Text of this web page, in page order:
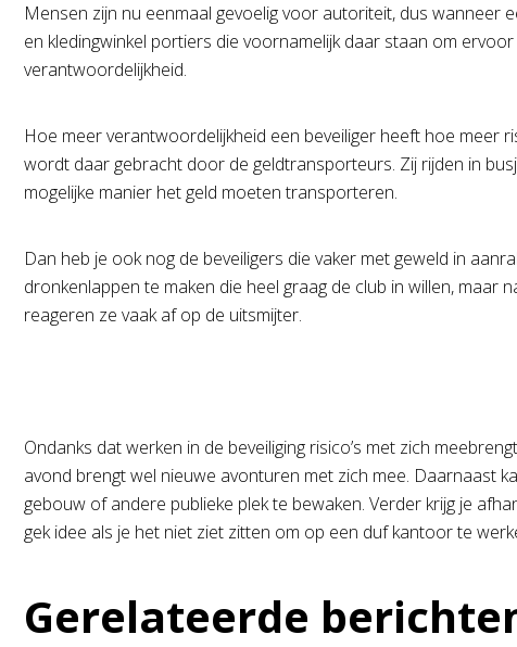
Mensen zijn nu eenmaal gevoelig voor autoriteit, dus wanneer
en kledingwinkel portiers die voornamelijk daar staan om
verantwoordelijkheid.
Hoe meer verantwoordelijkheid een beveiliger heeft hoe meer
wordt daar gebracht door de geldtransporteurs. Zij rijden in
mogelijke manier het geld moeten transporteren.
Dan heb je ook nog de beveiligers die vaker met geweld in
dronkenlappen te maken die heel graag de club in willen,
reageren ze vaak af op de uitsmijter.
Ondanks dat werken in de beveiliging risico’s met zich
avond brengt wel nieuwe avonturen met zich mee. Daarnaast
gebouw of andere publieke plek te bewaken. Verder krijg je
gek idee als je het niet ziet zitten om op een duf kantoor te
Gerelateerde